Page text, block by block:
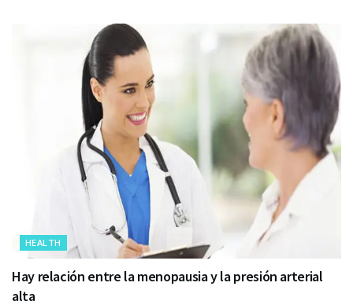
HEALTH
Hay relación entre la menopausia y la presión arterial
alta